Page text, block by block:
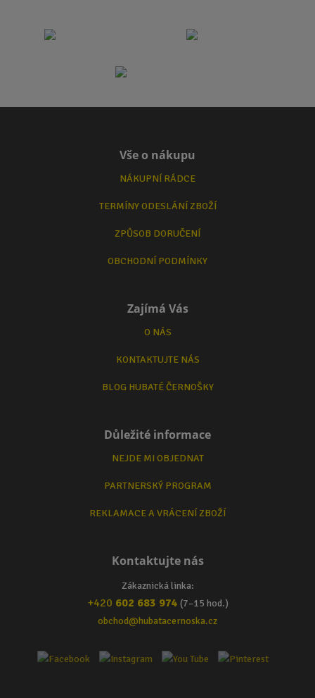
Vše o nákupu
NÁKUPNÍ RÁDCE
TERMÍNY ODESLÁNÍ ZBOŽÍ
ZPŮSOB DORUČENÍ
OBCHODNÍ PODMÍNKY
Zajímá Vás
O NÁS
KONTAKTUJTE NÁS
BLOG HUBATÉ ČERNOŠKY
Důležité informace
NEJDE MI OBJEDNAT
PARTNERSKÝ PROGRAM
REKLAMACE A VRÁCENÍ ZBOŽÍ
Kontaktujte nás
Zákaznická linka:
+420 602 683 974 (7–15 hod.)
obchod@hubatacernoska.cz